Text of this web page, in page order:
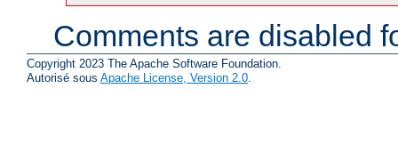
Comments are disabled
Copyright 2023 The Apache Software Foundation.
Autorisé sous Apache License, Version 2.0